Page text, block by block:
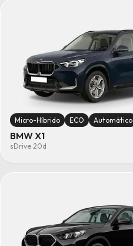
Micro-Híbrido(7)
Limpiar
Micro-Híbrido ECO Automático
BMW X1
sDrive 20d